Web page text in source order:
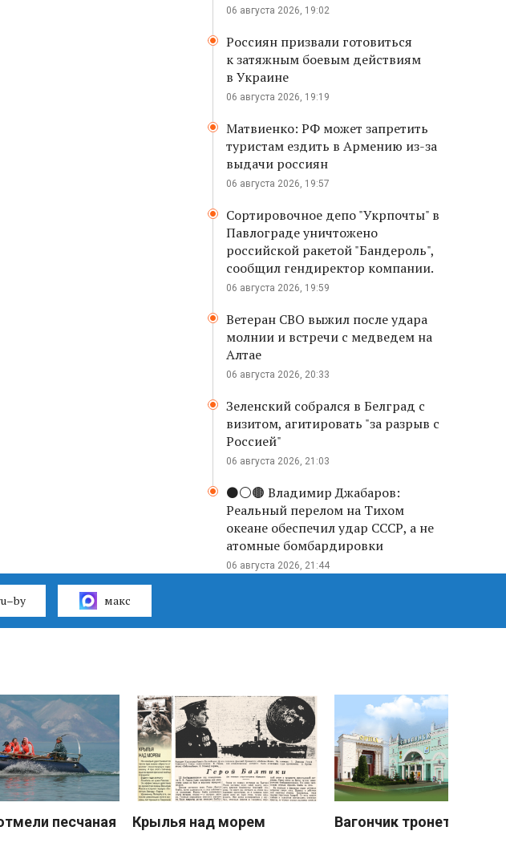
06 августа 2026, 19:02
Россиян призвали готовиться
к затяжным боевым действиям
в Украине
06 августа 2026, 19:19
Матвиенко: РФ может запретить
туристам ездить в Армению из-за
выдачи россиян
06 августа 2026, 19:57
Сортировочное депо "Укрпочты" в
Павлограде уничтожено
российской ракетой "Бандероль",
сообщил гендиректор компании.
06 августа 2026, 19:59
Ветеран СВО выжил после удара
молнии и встречи с медведем на
Алтае
06 августа 2026, 20:33
Зеленский собрался в Белград с
визитом, агитировать "за разрыв с
Россией"
06 августа 2026, 21:03
⚫️⚪️🟤 Владимир Джабаров:
Реальный перелом на Тихом
океане обеспечил удар СССР, а не
атомные бомбардировки
06 августа 2026, 21:44
макс
песчаная
Крылья над морем Вагончик тронется